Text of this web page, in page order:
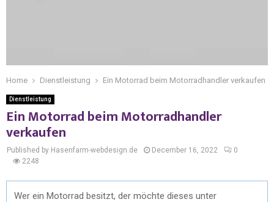
Home Dienstleistung Ein Motorrad beim Motorradhandler verkaufen
Dienstleistung
Ein Motorrad beim Motorradhandler
verkaufen
Published by Hasenfarm-webdesign.de December 16, 2022
0
2248
Wer ein Motorrad besitzt, der möchte dieses unter